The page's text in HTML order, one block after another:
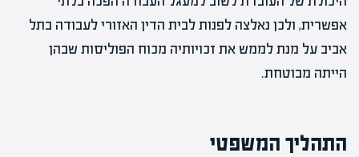
אפשרית, ולכן נאלצה לפנות לבית הדין האזורי לעבודה בתל
אביב על מנת לממש את זכויותיה מכוח הפוליסות שבהן
הייתה מבוטחת.
התהליך המשפטי